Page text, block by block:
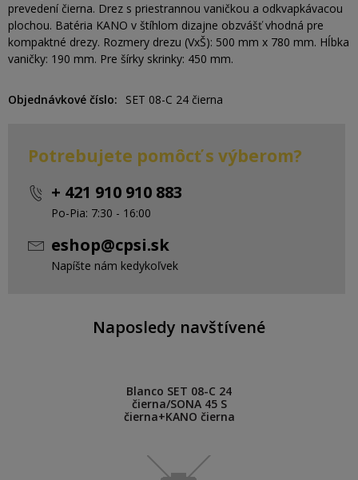
prevedení čierna. Drez s priestrannou vaničkou a odkvapkávacou
plochou. Batéria KANO v štíhlom dizajne obzvášť vhodná pre
kompaktné drezy. Rozmery drezu (VxŠ): 500 mm x 780 mm. Hĺbka
vaničky: 190 mm. Pre šírky skrinky: 450 mm.
Objednávkové číslo SET 08-C 24 čierna
Potrebujete pomôcť s výberom?
+ 421 910 910 883
Po-Pia: 7:30 - 16:00
eshop@cpsi.sk
Napíšte nám kedykoľvek
Naposledy navštívené
Blanco SET 08-C 24
čierna/SONA 45 S
čierna+KANO čierna